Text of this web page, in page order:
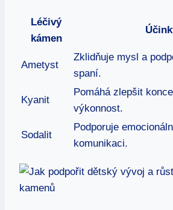
Léčivý
kámen
Ametyst
Zklidňuje mysl a
spaní.
Kyanit
Pomáhá zlepšit
výkonnost.
Sodalit
Podporuje
komunikaci.